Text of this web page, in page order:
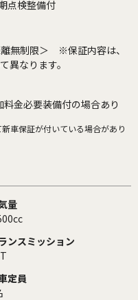
点検整備付
無制限＞ ※保証内容は、
異なります。
金必要装備付の場合あり
車保証が付いている場合があり
量
ンスミッション
定員